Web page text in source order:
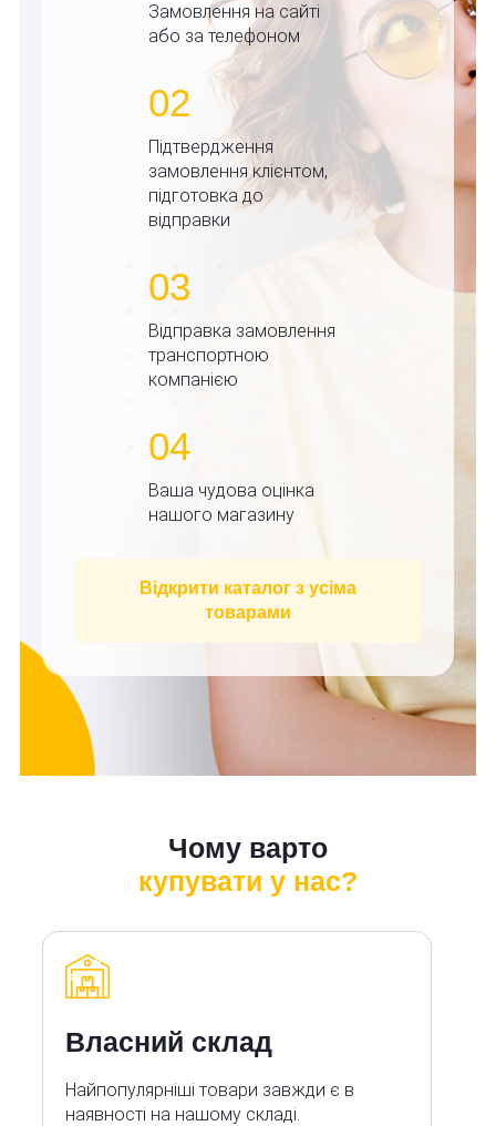
Замовлення на сайті
або за телефоном
02
Підтвердження
замовлення клієнтом,
підготовка до
відправки
03
Відправка замовлення
транспортною
компанією
04
Ваша чудова оцінка
нашого магазину
Відкрити каталог з усіма
товарами
Чому варто
купувати у нас?
Власний склад
Найпопулярніші товари завжди є в
наявності на нашому складі.